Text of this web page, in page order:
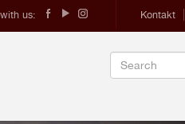
Kontakt
us: